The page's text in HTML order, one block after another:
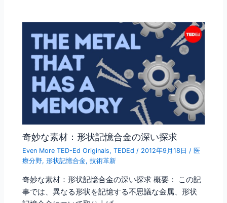
奇妙な素材：形状記憶合金の深い探求
Even More TED-Ed Originals,TEDEd / 2012年9月18日 / 医
療分野,形状記憶合金,技術革新
奇妙な素材：形状記憶合金の深い探求 概要： この記
事では、異なる形状を記憶する不思議な金属、形状